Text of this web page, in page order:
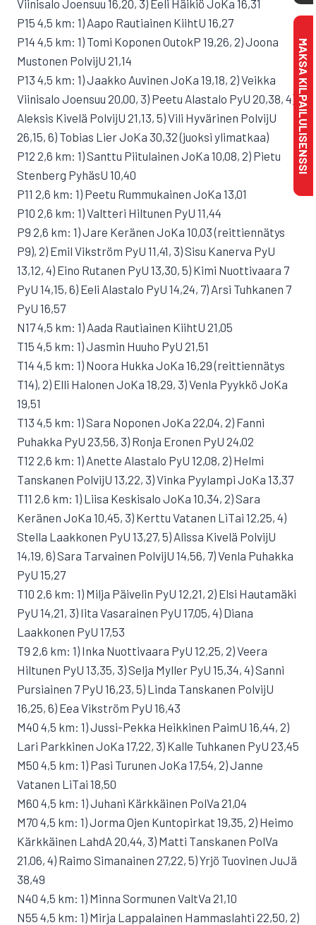
Viinisalo Joensuu 16,20, 3) Eeli Häikiö JoKa 16,31
P15 4,5 km: 1) Aapo Rautiainen KiihtU 16,27
P14 4,5 km: 1) Tomi Koponen OutokP 19,26, 2) Joona
Mustonen PolvijU 21,14
P13 4,5 km: 1) Jaakko Auvinen JoKa 19,18, 2) Veikka
Viinisalo Joensuu 20,00, 3) Peetu Alastalo PyU 20,38, 4)
Aleksis Kivelä PolvijU 21,13, 5) Vili Hyvärinen PolvijU
26,15, 6) Tobias Lier JoKa 30,32 (juoksi ylimatkaa)
P12 2,6 km: 1) Santtu Piitulainen JoKa 10,08, 2) Pietu
Stenberg PyhäsU 10,40
P11 2,6 km: 1) Peetu Rummukainen JoKa 13,01
P10 2,6 km: 1) Valtteri Hiltunen PyU 11,44
P9 2,6 km: 1) Jare Keränen JoKa 10,03 (reittiennätys
P9), 2) Emil Vikström PyU 11,41, 3) Sisu Kanerva PyU
13,12, 4) Eino Rutanen PyU 13,30, 5) Kimi Nuottivaara 7
PyU 14,15, 6) Eeli Alastalo PyU 14,24, 7) Arsi Tuhkanen 7
PyU 16,57
N17 4,5 km: 1) Aada Rautiainen KiihtU 21,05
T15 4,5 km: 1) Jasmin Huuho PyU 21,51
T14 4,5 km: 1) Noora Hukka JoKa 16,29 (reittiennätys
T14), 2) Elli Halonen JoKa 18,29, 3) Venla Pyykkö JoKa
19,51
T13 4,5 km: 1) Sara Noponen JoKa 22,04, 2) Fanni
Puhakka PyU 23,56, 3) Ronja Eronen PyU 24,02
T12 2,6 km: 1) Anette Alastalo PyU 12,08, 2) Helmi
Tanskanen PolvijU 13,22, 3) Vinka Pyylampi JoKa 13,37
T11 2,6 km: 1) Liisa Keskisalo JoKa 10,34, 2) Sara
Keränen JoKa 10,45, 3) Kerttu Vatanen LiTai 12,25, 4)
Stella Laakkonen PyU 13,27, 5) Alissa Kivelä PolvijU
14,19, 6) Sara Tarvainen PolvijU 14,56, 7) Venla Puhakka
PyU 15,27
T10 2,6 km: 1) Milja Päivelin PyU 12,21, 2) Elsi Hautamäki
PyU 14,21, 3) Iita Vasarainen PyU 17,05, 4) Diana
Laakkonen PyU 17,53
T9 2,6 km: 1) Inka Nuottivaara PyU 12,25, 2) Veera
Hiltunen PyU 13,35, 3) Selja Myller PyU 15,34, 4) Sanni
Pursiainen 7 PyU 16,23, 5) Linda Tanskanen PolvijU
16,25, 6) Eea Vikström PyU 16,43
M40 4,5 km: 1) Jussi-Pekka Heikkinen PaimU 16,44, 2)
Lari Parkkinen JoKa 17,22, 3) Kalle Tuhkanen PyU 23,45
M50 4,5 km: 1) Pasi Turunen JoKa 17,54, 2) Janne
Vatanen LiTai 18,50
M60 4,5 km: 1) Juhani Kärkkäinen PolVa 21,04
M70 4,5 km: 1) Jorma Ojen Kuntopirkat 19,35, 2) Heimo
Kärkkäinen LahdA 20,44, 3) Matti Tanskanen PolVa
21,06, 4) Raimo Simanainen 27,22, 5) Yrjö Tuovinen JuJä
38,49
N40 4,5 km: 1) Minna Sormunen ValtVa 21,10
N55 4,5 km: 1) Mirja Lappalainen Hammaslahti 22,50, 2)
MAKSA KILPAILULISENSSI